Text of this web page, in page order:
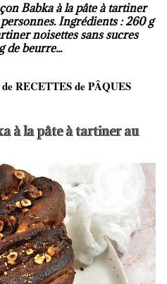
Babka à la pâte à tartiner
Ingrédients : 260 g
noisettes sans sucres
de beurre...
RECETTES de PÂQUES
à la pâte à tartiner au